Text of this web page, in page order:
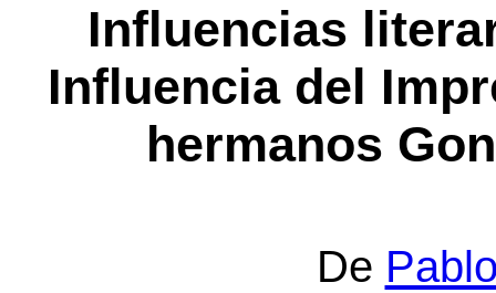
Influencias
Influencia del
hermanos
De